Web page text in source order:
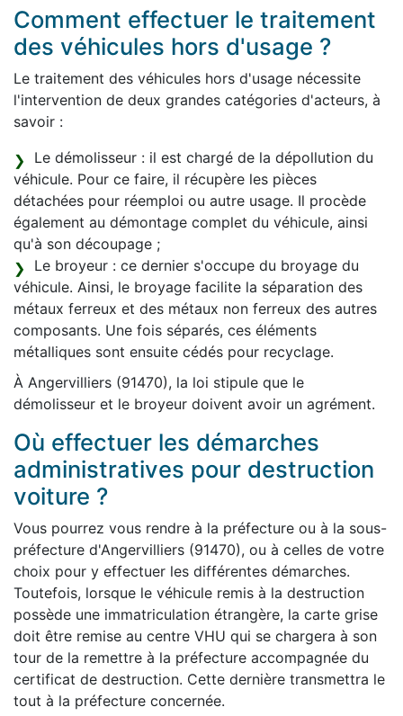
Comment effectuer le traitement
des véhicules hors d'usage ?
Le traitement des véhicules hors d'usage nécessite
l'intervention de deux grandes catégories d'acteurs, à
savoir :
Le démolisseur : il est chargé de la dépollution du
véhicule. Pour ce faire, il récupère les pièces
détachées pour réemploi ou autre usage. Il procède
également au démontage complet du véhicule, ainsi
qu'à son découpage ;
Le broyeur : ce dernier s'occupe du broyage du
véhicule. Ainsi, le broyage facilite la séparation des
métaux ferreux et des métaux non ferreux des autres
composants. Une fois séparés, ces éléments
métalliques sont ensuite cédés pour recyclage.
À Angervilliers (91470), la loi stipule que le
démolisseur et le broyeur doivent avoir un agrément.
Où effectuer les démarches
administratives pour destruction
voiture ?
Vous pourrez vous rendre à la préfecture ou à la sous-
préfecture d'Angervilliers (91470), ou à celles de votre
choix pour y effectuer les différentes démarches.
Toutefois, lorsque le véhicule remis à la destruction
possède une immatriculation étrangère, la carte grise
doit être remise au centre VHU qui se chargera à son
tour de la remettre à la préfecture accompagnée du
certificat de destruction. Cette dernière transmettra le
tout à la préfecture concernée.